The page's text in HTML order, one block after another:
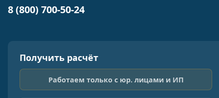
8 (800) 700-50-24
Получить расчёт
Работаем только с юр. лицами и ИП